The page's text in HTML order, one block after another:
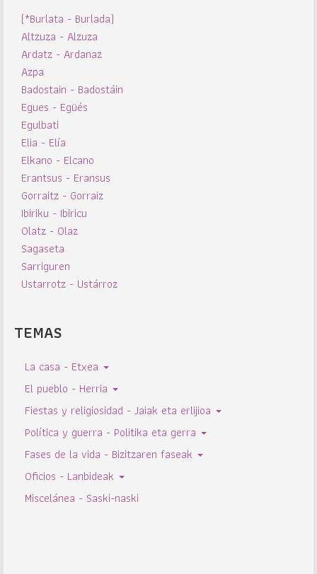
(*Burlata - Burlada)
Altzuza - Alzuza
Ardatz - Ardanaz
Azpa
Badostain - Badostáin
Egues - Egüés
Egulbati
Elia - Elía
Elkano - Elcano
Erantsus - Eransus
Gorraitz - Gorraiz
Ibiriku - Ibiricu
Olatz - Olaz
Sagaseta
Sarriguren
Ustarrotz - Ustárroz
TEMAS
La casa - Etxea
El pueblo - Herria
Fiestas y religiosidad - Jaiak eta erlijioa
Política y guerra - Politika eta gerra
Fases de la vida - Bizitzaren faseak
Oficios - Lanbideak
Miscelánea - Saski-naski